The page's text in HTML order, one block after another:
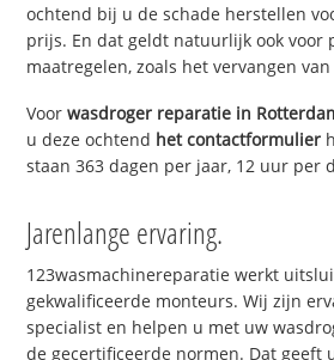
ochtend bij u de schade herstellen
prijs. En dat geldt natuurlijk ook voor
maatregelen, zoals het vervangen
Voorwasdroger reparatie in
u deze ochtend het contactformulier
staan 363 dagen per jaar, 12 uur per
Jarenlange ervaring.
123wasmachinereparatie werkt
gekwalificeerde monteurs. Wij zijn
specialist en helpen u met uw
de gecertificeerde normen. Dat geeft